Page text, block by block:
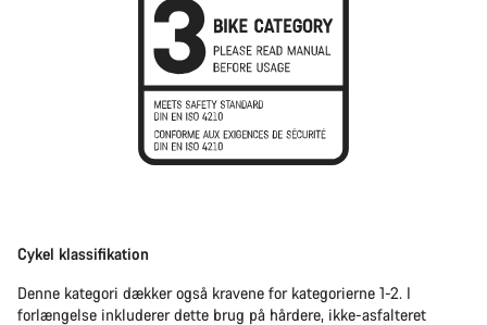
Cykel klassifikation
Denne kategori dækker også kravene for kategorierne 1-2. I
forlængelse inkluderer dette brug på hårdere, ikke-asfalteret